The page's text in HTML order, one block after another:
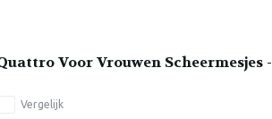
Voor Vrouwen Scheermesjes -
Vergelijk